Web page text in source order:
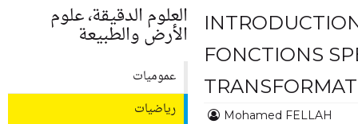
FONCTIONS
Mohamed FELLAH
العلوم الدقيقة، علوم
الأرض والطبيعة
عموميات
رياضيات